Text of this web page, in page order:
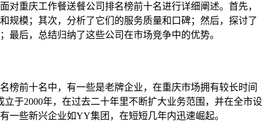
对重庆工作餐送餐公司排名榜前十名进行详细阐述。首先，
规模；其次，分析了它们的服务质量和口碑；然后，探讨了
最后，总结归纳了这些公司在市场竞争中的优势。
榜前十名中，有一些是老牌企业，在重庆市场拥有较长时间
于2000年，在过去二十年里不断扩大业务范围，并在全市设
一些新兴企业如YY集团，在短短几年内迅速崛起。